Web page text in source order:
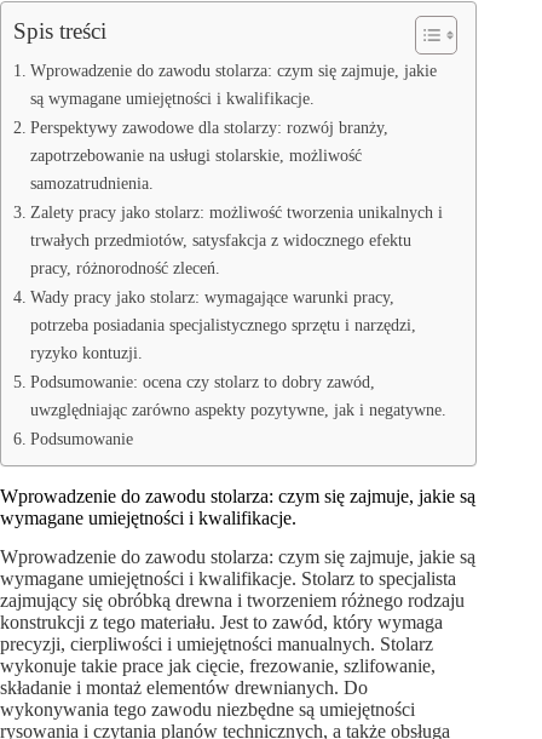
Spis treści
Wprowadzenie do zawodu stolarza: czym się zajmuje, jakie
są wymagane umiejętności i kwalifikacje.
Perspektywy zawodowe dla stolarzy: rozwój branży,
zapotrzebowanie na usługi stolarskie, możliwość
samozatrudnienia.
Zalety pracy jako stolarz: możliwość tworzenia unikalnych i
trwałych przedmiotów, satysfakcja z widocznego efektu
pracy, różnorodność zleceń.
Wady pracy jako stolarz: wymagające warunki pracy,
potrzeba posiadania specjalistycznego sprzętu i narzędzi,
ryzyko kontuzji.
Podsumowanie: ocena czy stolarz to dobry zawód,
uwzględniając zarówno aspekty pozytywne, jak i negatywne.
Podsumowanie
Wprowadzenie do zawodu stolarza: czym się zajmuje, jakie są
wymagane umiejętności i kwalifikacje.
Wprowadzenie do zawodu stolarza: czym się zajmuje, jakie są
wymagane umiejętności i kwalifikacje. Stolarz to specjalista
zajmujący się obróbką drewna i tworzeniem różnego rodzaju
konstrukcji z tego materiału. Jest to zawód, który wymaga
precyzji, cierpliwości i umiejętności manualnych. Stolarz
wykonuje takie prace jak cięcie, frezowanie, szlifowanie,
składanie i montaż elementów drewnianych. Do
wykonywania tego zawodu niezbędne są umiejętności
rysowania i czytania planów technicznych, a także obsługa